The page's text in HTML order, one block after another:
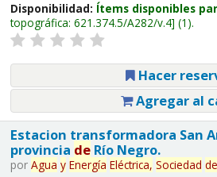
Disponibilidad: Ítems disponibles
topográfica: 621.374.5/A282/v.4 (1).
Hacer
Agregar al
Estacion transformadora San
provincia deRío Negro.
por Agua y Energía Eléctrica, Sociedad de